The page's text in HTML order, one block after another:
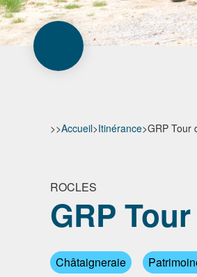
>>Accueil>Itinérance>GRP Tour
ROCLES
GRP
Châtaigneraie